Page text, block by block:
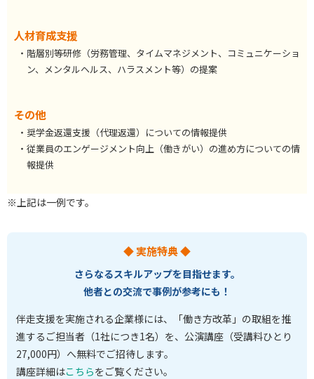
人材育成支援
・階層別等研修（労務管理、タイムマネジメント、コミュニケーショ
ン、メンタルヘルス、ハラスメント等）の提案
その他
・奨学金返還支援（代理返還）についての情報提供
・従業員のエンゲージメント向上（働きがい）の進め方についての情
報提供
※上記は一例です。
◆ 実施特典 ◆
さらなるスキルアップを目指せます。
他者との交流で事例が参考にも！
伴走支援を実施される企業様には、「働き方改革」の取組を推
進するご担当者（1社につき1名）を、公演講座（受講料ひとり
27,000円）へ無料でご招待します。
講座詳細はこちらをご覧ください。